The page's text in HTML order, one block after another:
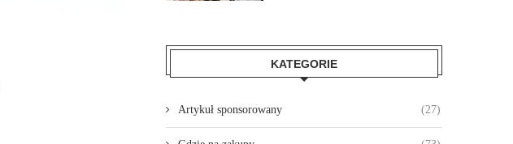
KATEGORIE
Artykuł sponsorowany (27)